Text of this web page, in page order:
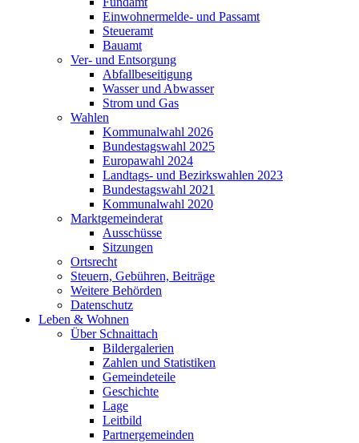
Einwohnermelde- und Passamt
Steueramt
Bauamt
Ver- und Entsorgung
Abfallbeseitigung
Wasser und Abwasser
Strom und Gas
Wahlen
Kommunalwahl 2026
Bundestagswahl 2025
Europawahl 2024
Landtags- und Bezirkswahlen 2023
Bundestagswahl 2021
Kommunalwahl 2020
Marktgemeinderat
Ausschüsse
Sitzungen
Ortsrecht
Steuern, Gebühren, Beiträge
Weitere Behörden
Datenschutz
Leben & Wohnen
Über Schnaittach
Bildergalerien
Zahlen und Statistiken
Gemeindeteile
Geschichte
Lage
Leitbild
Partnergemeinden